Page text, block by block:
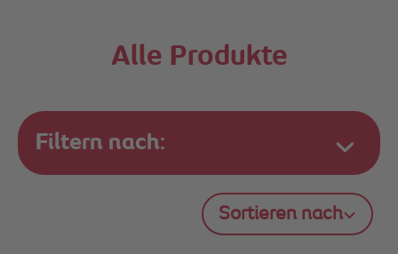
Alle Produkte
Filtern nach:
Sortieren nach